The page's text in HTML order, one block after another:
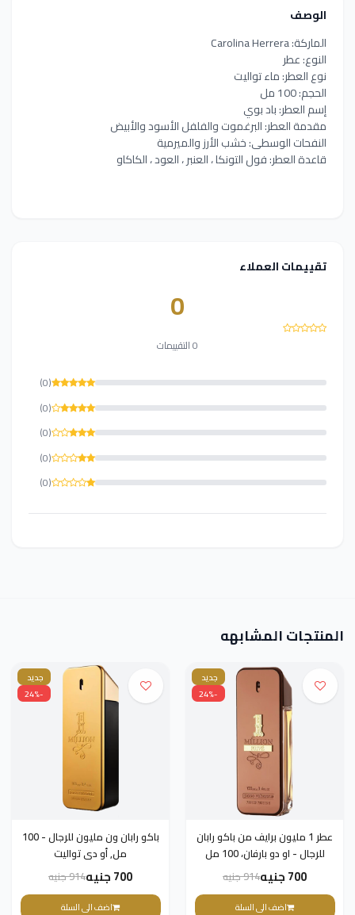
الوصف
الماركة: Carolina Herrera
النوع: عطر
نوع العطر: ماء تواليت
الحجم: 100 مل
إسم العطر: باد بوي
مقدمة العطر: البرغموت والفلفل الأسود والأبيض
النفحات الوسطى: خشب الأرز والميرمية
قاعدة العطر: فول التونكا ، العنبر ، العود ، الكاكاو
تقييمات العملاء
0
0 التقييمات
(0)
(0)
(0)
(0)
(0)
المنتجات المشابهه
جديد
-24%
عطر 1 مليون برايف من باكو رابان
للرجال - او دو بارفان، 100 مل
700 جنيه 914 جنيه
اضف الى السلة
جديد
-24%
باكو رابان ون مليون للرجال - 100
مل, أو دى تواليت
700 جنيه 914 جنيه
اضف الى السلة